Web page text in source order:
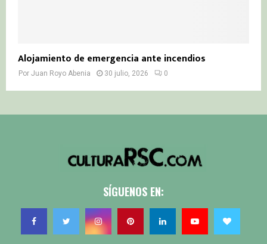
Alojamiento de emergencia ante incendios
Por Juan Royo Abenia 30 julio, 2026 0
SÍGUENOS EN: